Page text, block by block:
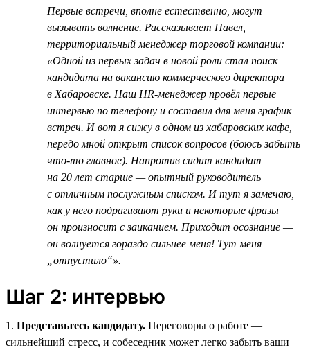
Первые встречи, вполне естественно, могут
вызывать волнение. Рассказывает Павел,
территориальный менеджер торговой компании:
«Одной из первых задач в новой роли стал поиск
кандидата на вакансию коммерческого директора
в Хабаровске. Наш HR-менеджер провёл первые
интервью по телефону и составил для меня график
встреч. И вот я сижу в одном из хабаровских кафе,
передо мной открыт список вопросов (боюсь забыть
что-то главное). Напротив сидит кандидат
на 20 лет старше — опытный руководитель
с отличным послужным списком. И тут я замечаю,
как у него подрагивают руки и некоторые фразы
он произносит с заиканием. Приходит осознание —
он волнуется гораздо сильнее меня! Тут меня
„отпустило“».
Шаг 2: интервью
1. Представьтесь кандидату. Переговоры о работе —
сильнейший стресс, и собеседник может легко забыть ваши